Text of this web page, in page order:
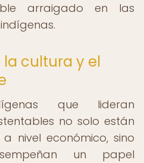
arraigado en las
la cultura y el
que lideran
no solo están
nivel económico, sino
un papel